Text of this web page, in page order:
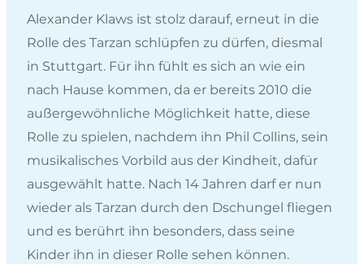
Alexander Klaws ist stolz darauf, erneut in die
Rolle des Tarzan schlüpfen zu dürfen, diesmal
in Stuttgart. Für ihn fühlt es sich an wie ein
nach Hause kommen, da er bereits 2010 die
außergewöhnliche Möglichkeit hatte, diese
Rolle zu spielen, nachdem ihn Phil Collins, sein
musikalisches Vorbild aus der Kindheit, dafür
ausgewählt hatte. Nach 14 Jahren darf er nun
wieder als Tarzan durch den Dschungel fliegen
und es berührt ihn besonders, dass seine
Kinder ihn in dieser Rolle sehen können.